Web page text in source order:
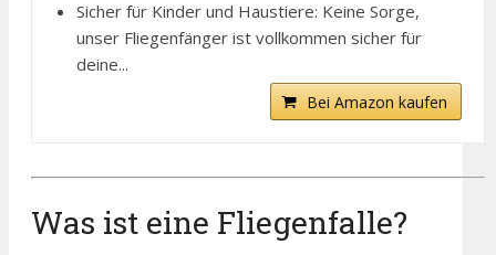
Sicher für Kinder und Haustiere: Keine Sorge,
unser Fliegenfänger ist vollkommen sicher für
deine...
Bei Amazon kaufen
Was ist eine Fliegenfalle?